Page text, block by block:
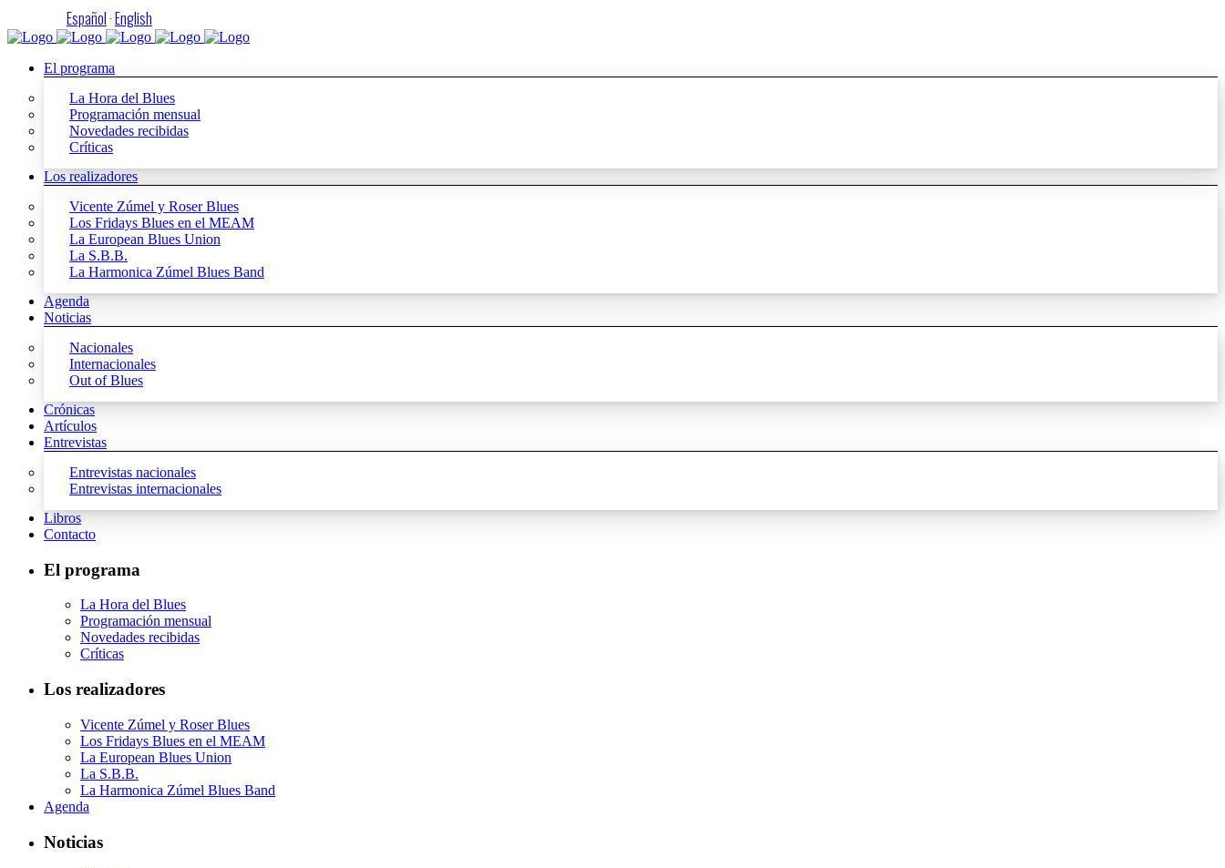
Español·English
El programa
La Hora del Blues
Programación mensual
Novedades recibidas
Críticas
Los realizadores
Vicente Zúmel y Roser Blues
Los Fridays Blues en el MEAM
La European Blues Union
La S.B.B.
La Harmonica Zúmel Blues Band
Agenda
Noticias
Nacionales
Internacionales
Out of Blues
Crónicas
Artículos
Entrevistas
Entrevistas nacionales
Entrevistas internacionales
Libros
Contacto
El programa
La Hora del Blues
Programación mensual
Novedades recibidas
Críticas
Los realizadores
Vicente Zúmel y Roser Blues
Los Fridays Blues en el MEAM
La European Blues Union
La S.B.B.
La Harmonica Zúmel Blues Band
Agenda
Noticias